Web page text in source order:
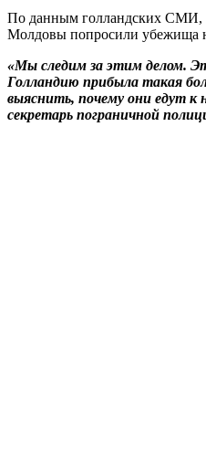
По данным голландских СМИ,
Молдовы попросили убежища
«Мы следим за этим делом.
Голландию прибыла такая
выяснить, почему они едут к
секретарь пограничной